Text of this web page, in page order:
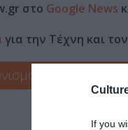
If you
στο Google News
για την Τέχνη και
στο